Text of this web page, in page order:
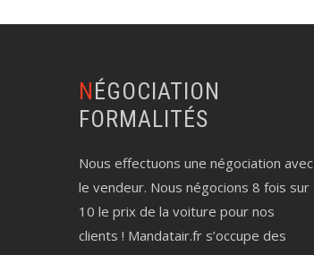
NÉGOCIATION
FORMALITÉS
Nous effectuons une négociation avec
le vendeur. Nous négocions 8 fois sur
10 le prix de la voiture pour nos
clients ! Mandatair.fr s’occupe des